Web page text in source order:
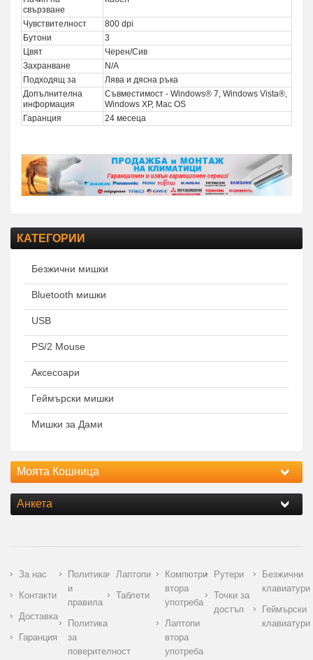
свързване
Чувствителност
800 dpi
Бутони
3
Цвят
Черен/Сив
Захранване
N/A
Подходящ за
Лява и дясна ръка
Допълнителна
информация
Съвместимост - Windows® 7, Windows Vista®,
Windows XP, Mac OS
Гаранция
24 месеца
КАТЕГОРИИ
Безжични мишки
Bluetooth мишки
USB
PS/2 Mouse
Аксесоари
Геймърски мишки
Мишки за Дами
Моята Кошница
Анкета
За нас
Контакти
Доставка
Гаранция
Политика
и
правила
Политика
за
поверителност
Лаптопи
Таблети
Компютри
втора
употреба
Лаптопи
втора
употреба
Рутери
Точки за
достъп
Безжични
клавиатури
Геймърски
клавиатури